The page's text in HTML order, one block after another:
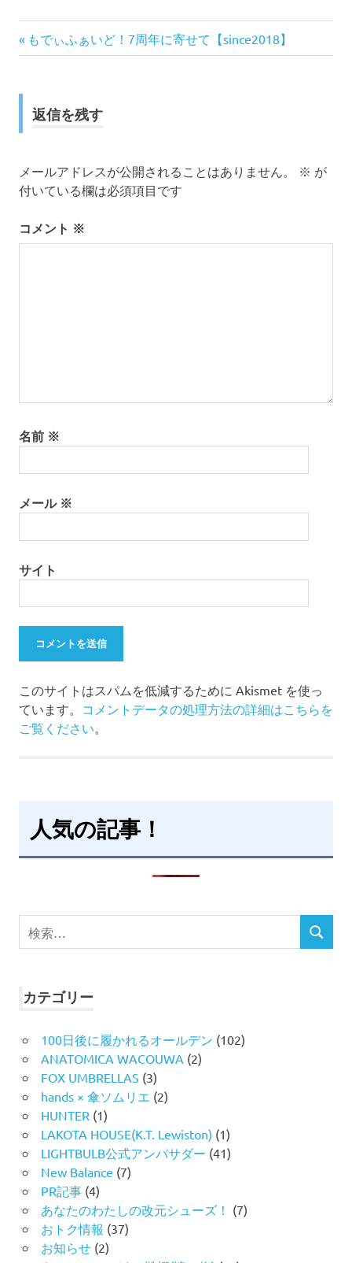
投
ナ
ゲ
シ
前
の
もでぃふぁいど！7周年に寄せて【since2018】
返信を残す
メールアドレスが公開されることはありません。 ※ が
付いている欄は必須項目です
コメント ※
名前 ※
メール ※
サイト
このサイトはスパムを低減するために Akismet を使っ
ています。 コメントデータの処理方法の詳細はこちらを
ご覧ください。
人気の記事！
検
索
検
カテゴリー
100日後に履かれるオールデン (102)
ANATOMICA WACOUWA (2)
FOX UMBRELLAS (3)
hands × 傘ソムリエ (2)
HUNTER (1)
LAKOTA HOUSE(K.T. Lewiston) (1)
LIGHTBULB公式アンバサダー (41)
New Balance (7)
PR記事(4)
あなたのわたしの改元シューズ！ (7)
おトク情報 (37)
お知らせ(2)